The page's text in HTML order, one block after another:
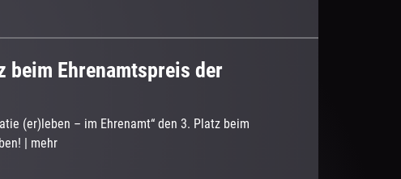
beim Ehrenamtspreis der
(er)leben – im Ehrenamt“ den 3. Platz beim
| mehr